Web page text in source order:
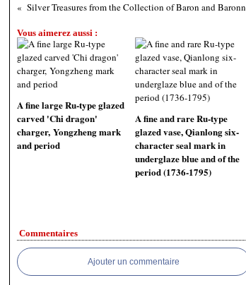
Vous aimerez aussi :
A fine large Ru-type glazed
carved 'Chi dragon'
charger, Yongzheng mark
and period
A fine and rare Ru-type
glazed vase, Qianlong six-
character seal mark in
underglaze blue and of the
period (1736-1795)
Commentaires
Ajouter un commentaire